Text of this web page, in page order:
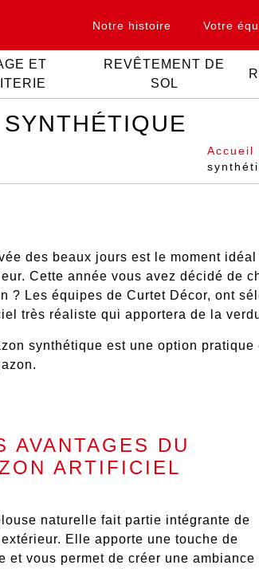
Notre histoire Votre
ET
REVÊTEMENT DE
SOL
Accueil
des beaux jours est le moment
Cette année vous avez décidé de
? Les équipes de Curtet Décor, ont
très réaliste qui apportera de la
synthétique est une option
AVANTAGES DU
ARTIFICIEL
naturelle fait partie intégrante de
Elle apporte une touche de
et vous permet de créer une ambiance